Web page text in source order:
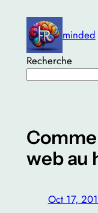
contenu
minded
Recherche
web au
Oct 17,